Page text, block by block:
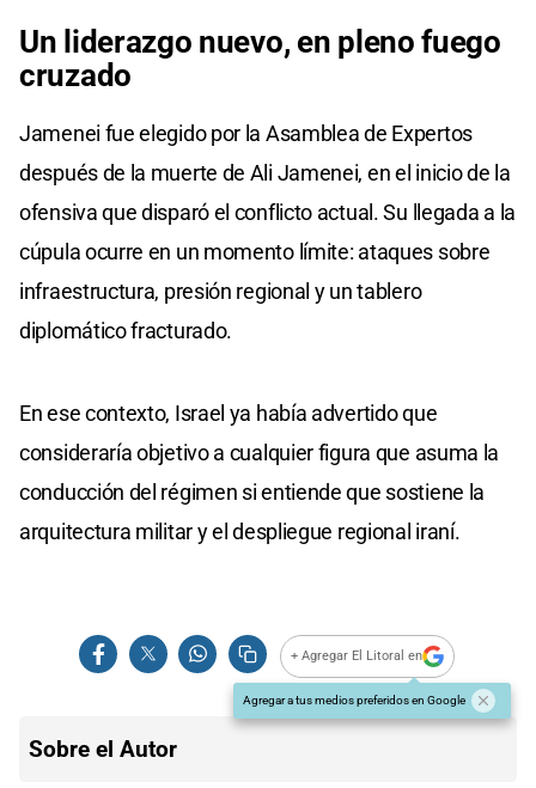
Un liderazgo nuevo, en pleno fuego
cruzado
Jamenei fue elegido por la Asamblea de Expertos
después de la muerte de Ali Jamenei, en el inicio de la
ofensiva que disparó el conflicto actual. Su llegada a la
cúpula ocurre en un momento límite: ataques sobre
infraestructura, presión regional y un tablero
diplomático fracturado.
En ese contexto, Israel ya había advertido que
consideraría objetivo a cualquier figura que asuma la
conducción del régimen si entiende que sostiene la
arquitectura militar y el despliegue regional iraní.
+ Agregar El Litoral en
Agregar a tus medios preferidos en Google
Sobre el Autor